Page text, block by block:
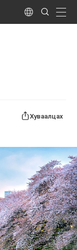
Language
Search
Submit
Хуваалцах